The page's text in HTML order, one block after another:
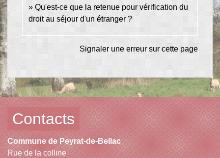
Qu'est-ce que la retenue pour vérification du
droit au séjour d'un étranger ?
Signaler une erreur sur cette page
Contacts
Commune de Peyrat-de-Bellac
Rue de la colline